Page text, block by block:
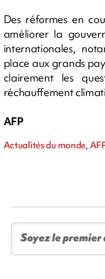
Des réformes en
améliorer la
internationales,
place aux grands
clairement les
réchauffement
AFP
Actualités du monde,